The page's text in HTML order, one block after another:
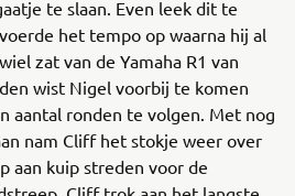
te slaan. Even leek dit te
het tempo op waarna hij al
zat van de Yamaha R1 van
wist Nigel voorbij te komen
aantal ronden te volgen. Met nog
nam Cliff het stokje weer over
aan kuip streden voor de